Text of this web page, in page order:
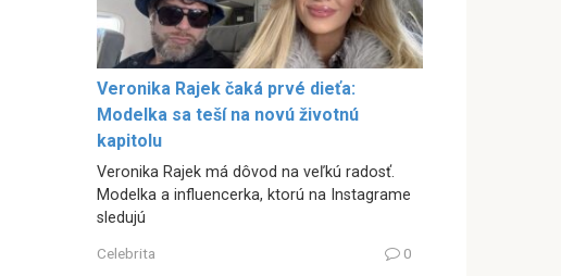
Veronika Rajek čaká prvé dieťa:
Modelka sa teší na novú životnú
kapitolu
Veronika Rajek má dôvod na veľkú radosť.
Modelka a influencerka, ktorú na Instagrame
sledujú
Celebrita 0